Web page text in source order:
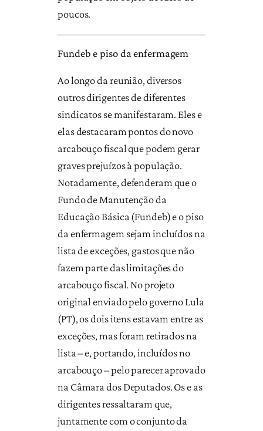
poucos.
Fundeb e piso da enfermagem
Ao longo da reunião, diversos
outros dirigentes de diferentes
sindicatos se manifestaram. Eles e
elas destacaram pontos do novo
arcabouço fiscal que podem gerar
graves prejuízos à população.
Notadamente, defenderam que o
Fundo de Manutenção da
Educação Básica (Fundeb) e o piso
da enfermagem sejam incluídos na
lista de exceções, gastos que não
fazem parte das limitações do
arcabouço fiscal. No projeto
original enviado pelo governo Lula
(PT), os dois itens estavam entre as
exceções, mas foram retirados na
lista – e, portando, incluídos no
arcabouço – pelo parecer aprovado
na Câmara dos Deputados. Os e as
dirigentes ressaltaram que,
juntamente com o conjunto da